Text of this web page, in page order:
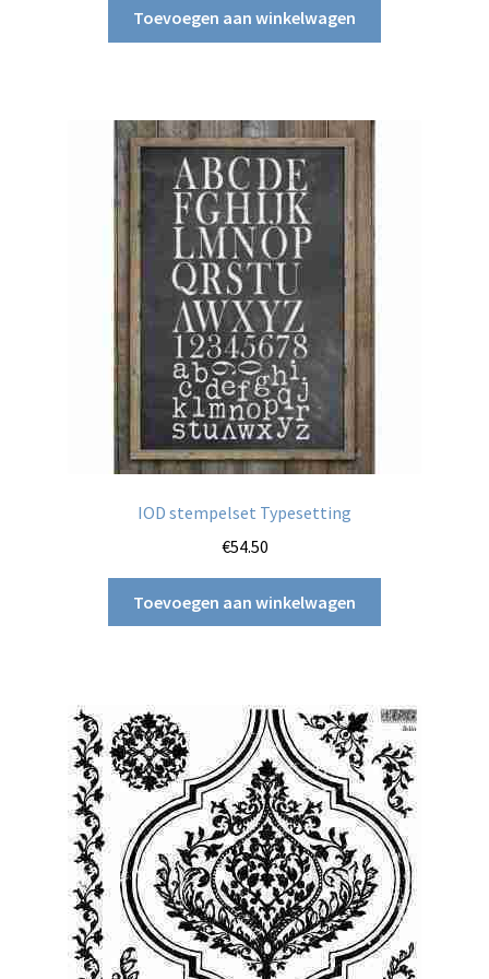
Toevoegen aan winkelwagen
IOD stempelset Typesetting
€54.50
Toevoegen aan winkelwagen